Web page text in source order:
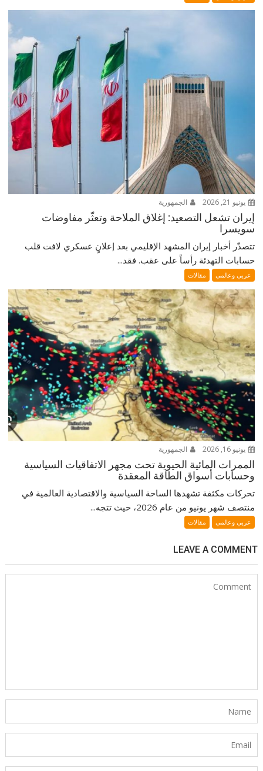
يونيو 21, 2026 الجمهورية
إيران تشعل التصعيد: إغلاق الملاحة وتعثّر مفاوضات
سويسرا
تتصدّر أخبار إيران المشهد الإقليمي بعد إعلانٍ عسكري لافت قلب
حسابات التهدئة رأساً على عقب. فقد...
عربي وعالمي مقالات
يونيو 16, 2026 الجمهورية
الممرات المائية الحيوية تحت مجهر الاتفاقيات السياسية
وحسابات أسواق الطاقة المعقدة
تحركات مكثفة تشهدها الساحة السياسية والاقتصادية العالمية في
منتصف شهر يونيو من عام 2026، حيث تتجه...
عربي وعالمي مقالات
LEAVE A COMMENT